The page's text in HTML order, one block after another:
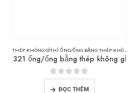
THÉP KHÔNG GỈTHÌ ỐNG/ỐNG BẰNG THÉP KHÔNG GỈ
321 ống/ống bằng thép không gỉ
0trong số 5
ĐỌC THÊM